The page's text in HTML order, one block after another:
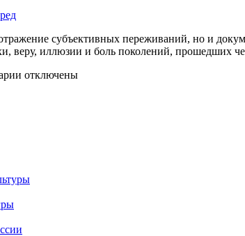
субъективных переживаний, но и
веру, иллюзии и боль поколений,
котключены